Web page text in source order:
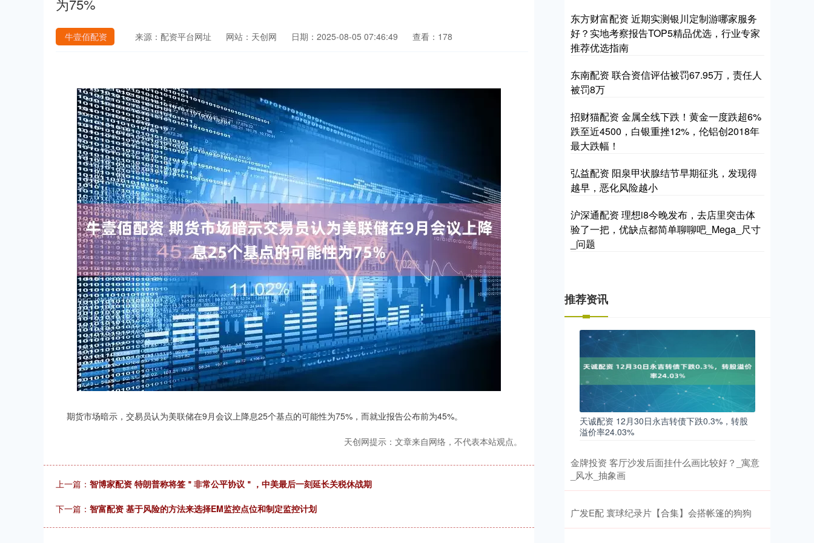
为75%
牛壹佰配资 来源：配资平台网址 网站：天创网 日期：2025-08-05 07:46:49 查看：178
期货市场暗示，交易员认为美联储在9月会议上降息25个基点的可能性为75%，而就业报告公布前为45%。
天创网提示：文章来自网络，不代表本站观点。
上一篇： 智博家配资 特朗普称将签＂非常公平协议＂，中美最后一刻延长关税休战期
下一篇： 智富配资 基于风险的方法来选择EM监控点位和制定监控计划
东方财富配资 近期实测银川定制游哪家服务
好？实地考察报告TOP5精品优选，行业专家
推荐优选指南
东南配资 联合资信评估被罚67.95万，责任人
被罚8万
招财猫配资 金属全线下跌！黄金一度跌超6%
跌至近4500，白银重挫12%，伦铝创2018年
最大跌幅！
弘益配资 阳泉甲状腺结节早期征兆，发现得
越早，恶化风险越小
沪深通配资 理想i8今晚发布，去店里突击体
验了一把，优缺点都简单聊聊吧_Mega_尺寸
_问题
推荐资讯
天诚配资 12月30日永吉转债下跌0.3%，转股
溢价率24.03%
金牌投资 客厅沙发后面挂什么画比较好？_寓意
_风水_抽象画
广发E配 寰球纪录片【合集】会搭帐篷的狗狗